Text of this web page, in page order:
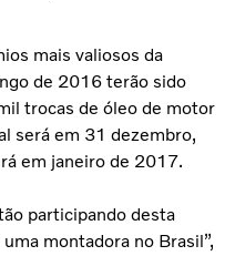
mais valiosos da
de 2016 terão sido
trocas de óleo de motor
será em 31 dezembro,
em janeiro de 2017.
participando desta
montadora no Brasil”,